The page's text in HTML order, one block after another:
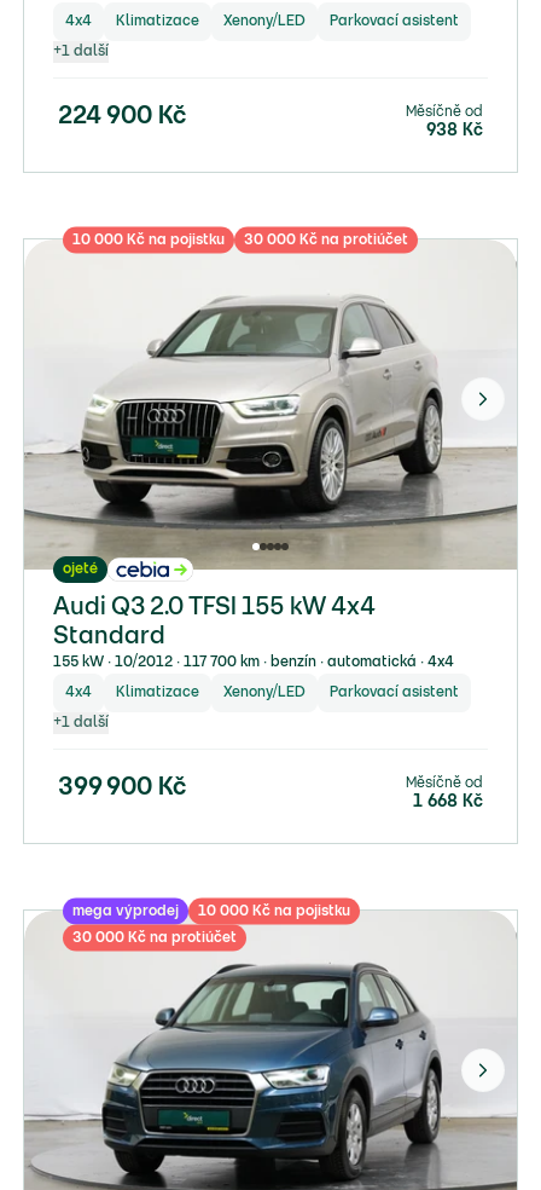
4x4 Klimatizace Xenony/LED Parkovací asistent
+1 další
224 900 Kč Měsíčně od
938 Kč
10 000 Kč na pojistku 30 000 Kč na protiúčet
ojeté
Audi Q3 2.0 TFSI 155 kW 4x4
Standard
155 kW ∙ 10/2012 ∙ 117 700 km ∙ benzín ∙ automatická ∙ 4x4
4x4 Klimatizace Xenony/LED Parkovací asistent
+1 další
399 900 Kč Měsíčně od
1 668 Kč
mega výprodej
10 000 Kč na pojistku
30 000 Kč na protiúčet